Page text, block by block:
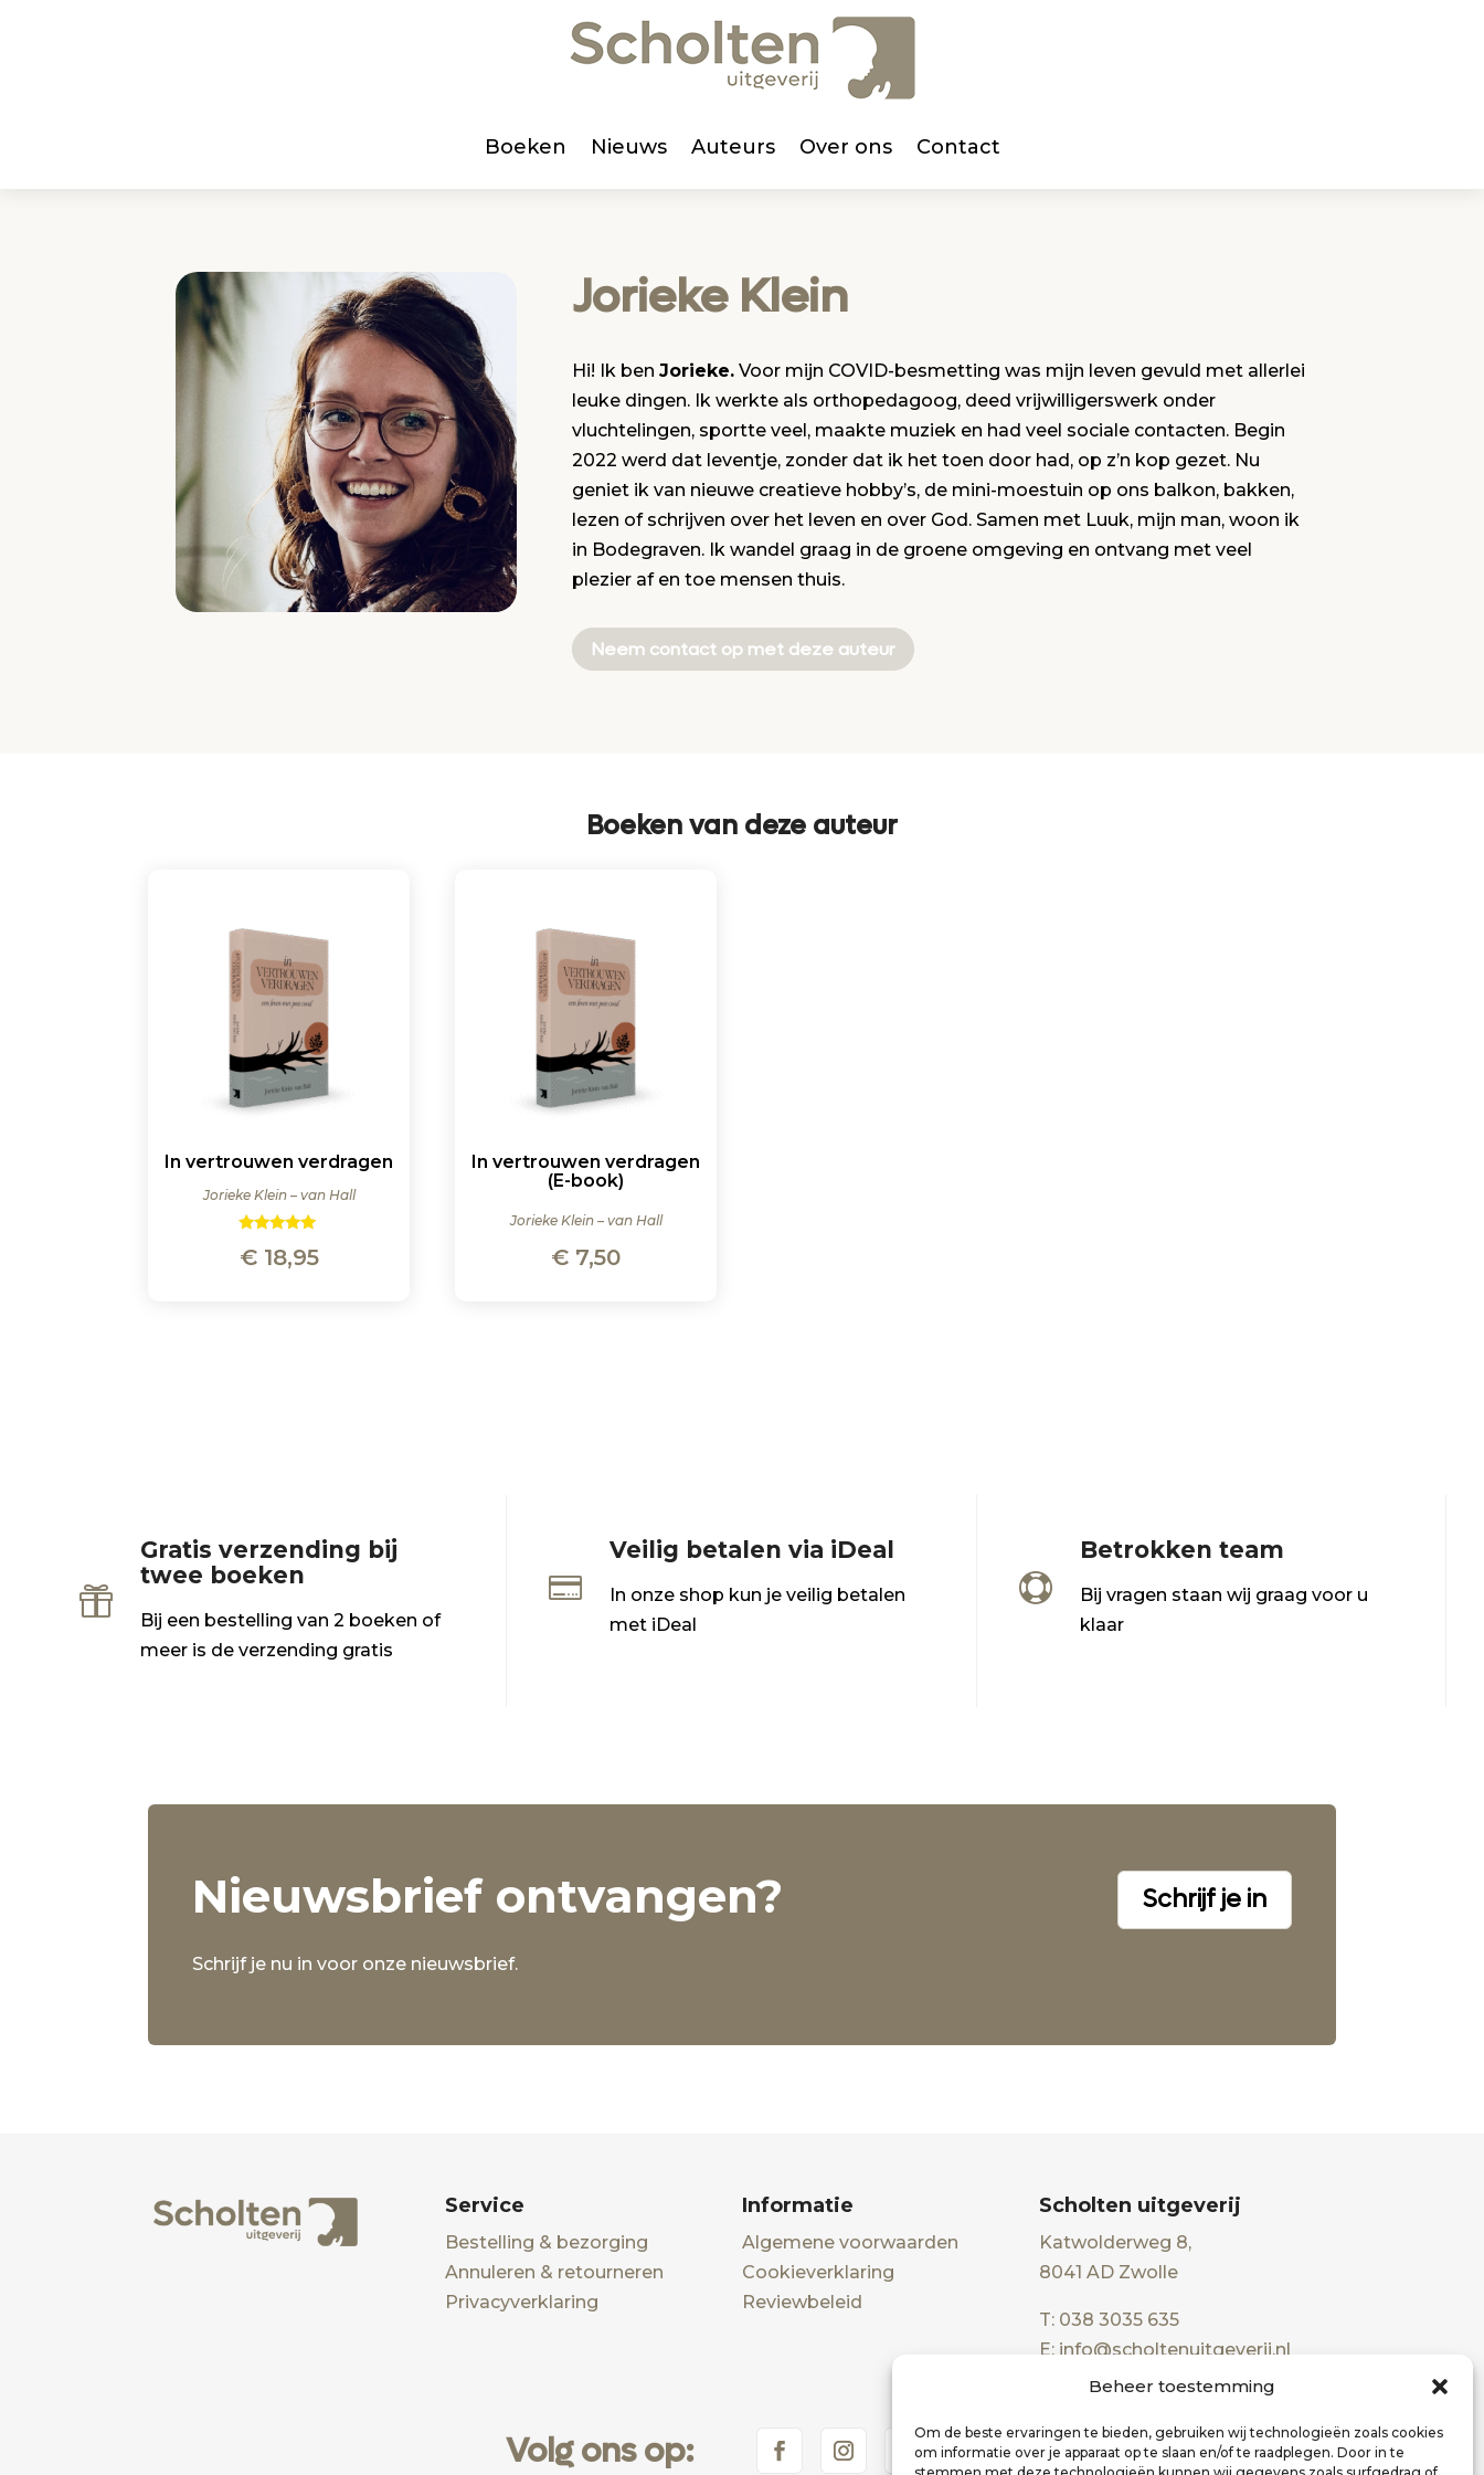
Beheer toestemming
Om de beste ervaringen te bieden, gebruiken wij technologieën zoals cookies
om informatie over je apparaat op te slaan en/of te raadplegen. Door in te
Boeken Nieuws Auteurs Over ons Contact
Jorieke Klein
Hi! Ik ben Jorieke.Voor mijn COVID-besmetting was mijn leven gevuld met allerlei
leuke dingen. Ik werkte als orthopedagoog, deed vrijwilligerswerk onder
vluchtelingen, sportte veel, maakte muziek en had veel sociale contacten. Begin
2022 werd dat leventje, zonder dat ik het toen door had, op z’n kop gezet. Nu
geniet ik van nieuwe creatieve hobby’s, de mini-moestuin op ons balkon, bakken,
lezen of schrijven over het leven en over God. Samen met Luuk, mijn man, woon ik
in Bodegraven. Ik wandel graag in de groene omgeving en ontvang met veel
plezier af en toe mensen thuis.
Neem contact op met deze auteur
Boeken van deze auteur
In vertrouwen verdragen
Jorieke Klein – van Hall
5.00
€18,95
In vertrouwen verdragen
(E-book)
Jorieke Klein – van Hall
€ 7,50

Gratis verzending bij
twee boeken
Bij een bestelling van 2 boeken of
meer is de verzending gratis

Veilig betalen via iDeal
In onze shop kun je veilig betalen
met iDeal

Betrokken team
Bij vragen staan wij graag voor u
klaar
Nieuwsbrief ontvangen?
Schrijf je nu in voor onze nieuwsbrief.
Schrijf je in
Service
Bestelling & bezorging
Annuleren & retourneren
Privacyverklaring
Informatie
Algemene voorwaarden
Cookieverklaring
Reviewbeleid
Scholten uitgeverij
Katwolderweg 8,
8041 AD Zwolle
T: 038 3035 635
E: info@scholtenuitgeverij.nl
Volg ons op: